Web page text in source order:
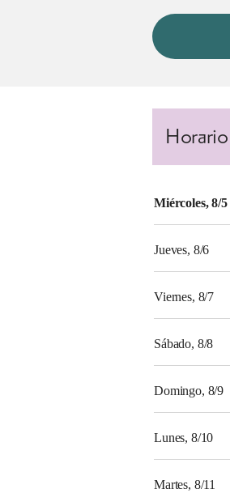
Miércoles, 8/5
Jueves, 8/6
Viernes, 8/7
Sábado, 8/8
Domingo, 8/9
Lunes, 8/10
Martes, 8/11